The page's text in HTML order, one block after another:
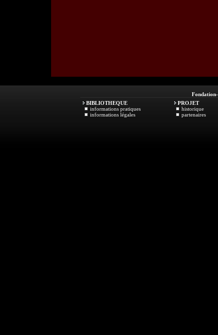
Fondation
BIBLIOTHEQUE
informations pratiques
informations légales
PROJET
historique
partenaires